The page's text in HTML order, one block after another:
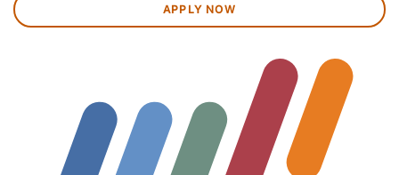
APPLY NOW